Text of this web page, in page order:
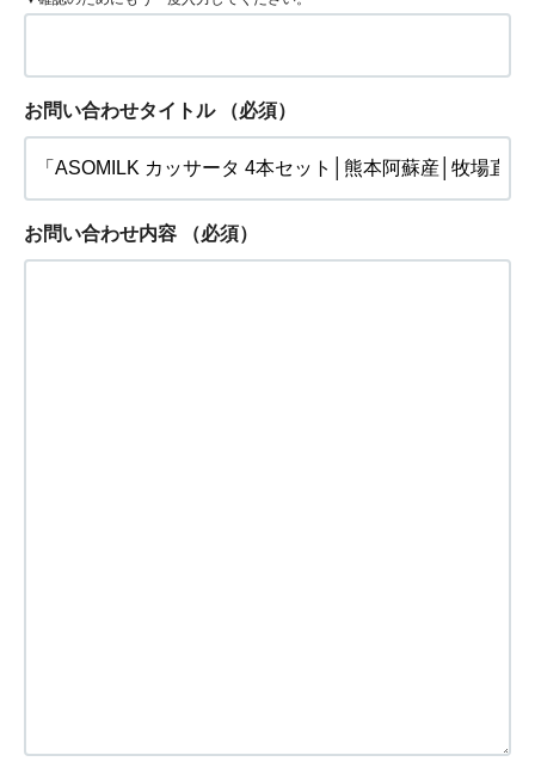
お問い合わせタイトル （必須）
お問い合わせ内容 （必須）